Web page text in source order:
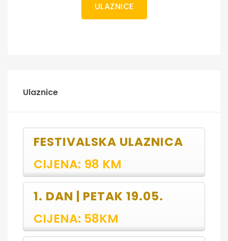
ULAZNICE
Ulaznice
FESTIVALSKA ULAZNICA
CIJENA: 98 KM
1. DAN | PETAK 19.05.
CIJENA: 58KM